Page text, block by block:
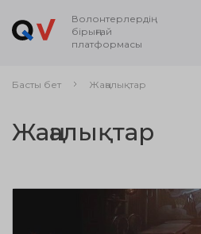
Волонтерлердің
бірыңғай
платформасы
Басты бет Жаңалықтар
Жаңалықтар